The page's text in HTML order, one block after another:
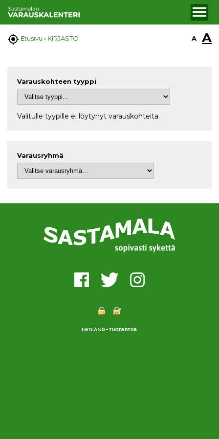
 Etusivu › KIRJASTO A A
Varauskohteen tyyppi
Valitulle tyypille ei löytynyt varauskohteita.
Varausryhmä